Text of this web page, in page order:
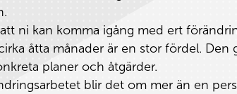
ni kan komma igång med ert
åtta månader är en stor fördel. Den
planer och åtgärder.
blir det om mer än en